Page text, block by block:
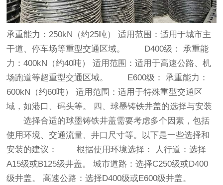
承重能力：250kN（约25吨） 适用范围：适用于城市主
干道、停车场等重型交通区域。 D400级： 承重能
力：400kN（约40吨） 适用范围：适用于高速公路、机
场跑道等超重型交通区域。 E600级： 承重能力：
600kN（约60吨） 适用范围：适用于特殊重型交通区
域，如港口、码头等。 四、球墨铸铁井盖的选择与安装
选择合适的球墨铸铁井盖需要考虑多个因素，包括
使用环境、交通流量、井口尺寸等。以下是一些选择和
安装的建议： 根据使用环境选择： 人行道：选择
A15级或B125级井盖。 城市道路：选择C250级或D400
级井盖。 高速公路：选择D400级或E600级井盖。